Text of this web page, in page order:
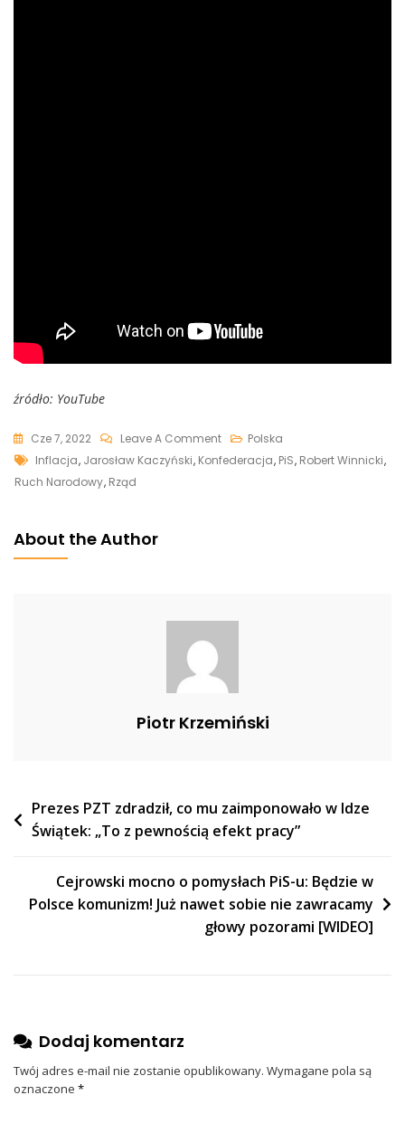
źródło: YouTube
Cze 7, 2022 Leave A CommentOn
Robert
Drożyznę?
[WIDEO]
Polska
Tags
Inflacja, Jarosław Kaczyński, Konfederacja, PiS, Robert Winnicki,
Ruch Narodowy, Rząd
About the Author
Piotr Krzemiński
Nawigacja
wpisu
Prezes PZT zdradził, co mu zaimponowało w Idze
Świątek: „To z pewnością efekt pracy”
Cejrowski mocno o pomysłach PiS-u: Będzie w
Polsce komunizm! Już nawet sobie nie zawracamy
głowy pozorami [WIDEO]
Dodaj komentarz
Twój adres e-mail nie zostanie opublikowany. Wymagane pola są
oznaczone *